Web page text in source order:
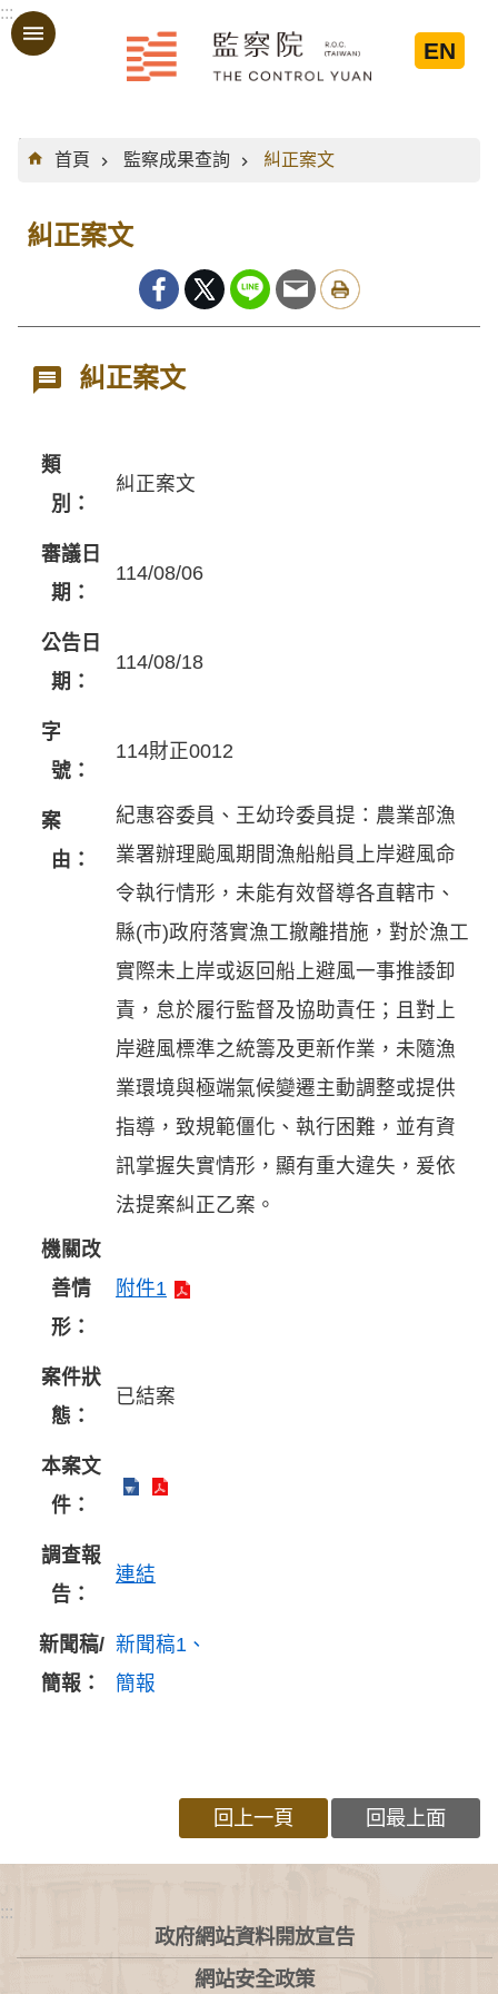
跳到主要內容區塊
:::
EN
:::
首頁
監察成果查詢 糾正案文
糾正案文
糾正案文
類
別：
糾正案文
審議日
期：
114/08/06
公告日
期：
114/08/18
字
號：
114財正0012
案
由：
紀惠容委員、王幼玲委員提：農業部漁
業署辦理颱風期間漁船船員上岸避風命
令執行情形，未能有效督導各直轄市、
縣(市)政府落實漁工撤離措施，對於漁工
實際未上岸或返回船上避風一事推諉卸
責，怠於履行監督及協助責任；且對上
岸避風標準之統籌及更新作業，未隨漁
業環境與極端氣候變遷主動調整或提供
指導，致規範僵化、執行困難，並有資
訊掌握失實情形，顯有重大違失，爰依
法提案糾正乙案。
機關改
善情
形：
附件1
案件狀
態：
已結案
本案文
件：
調查報
告：
連結
新聞稿/
簡報：
新聞稿1
簡報
回上一頁 回最上面
:::
政府網站資料開放宣告
網站安全政策